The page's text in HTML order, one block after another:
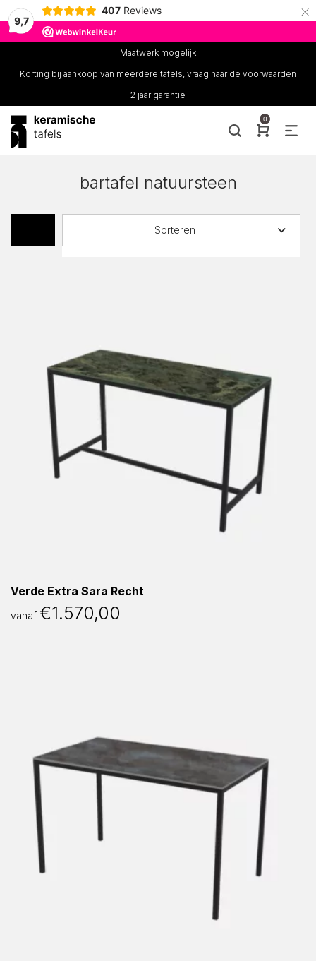
9,7
407 Reviews ×
Maatwerk mogelijk
Korting bij aankoop van meerdere tafels, vraag naar de voorwaarden
2 jaar garantie
0
bartafel natuursteen
Sorteren
Verde Extra Sara Recht
vanaf €1.570,00